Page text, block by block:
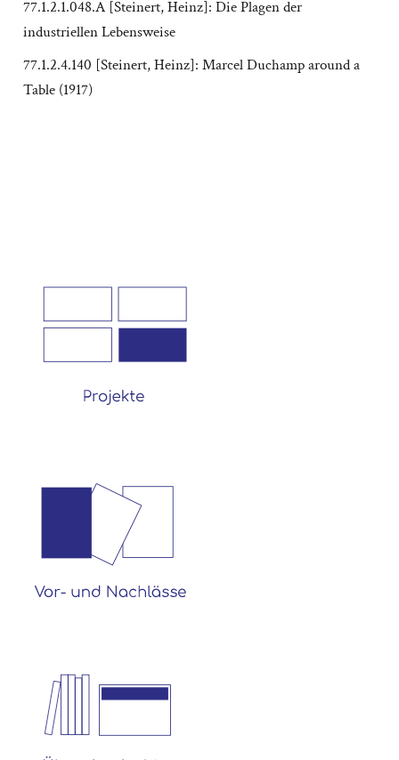
77.1.2.1.048.A [Steinert, Heinz]: Die Plagen der
industriellen Lebensweise
77.1.2.4.140 [Steinert, Heinz]: Marcel Duchamp around a
Table (1917)